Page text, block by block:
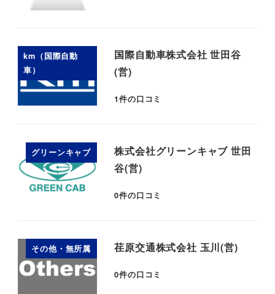
km（国際自動
車）
国際自動車株式会社 世田谷
(営)
1件の口コミ
グリーンキャブ
株式会社グリーンキャブ 世田
谷(営)
0件の口コミ
その他・無所属 荏原交通株式会社 玉川(営)
0件の口コミ